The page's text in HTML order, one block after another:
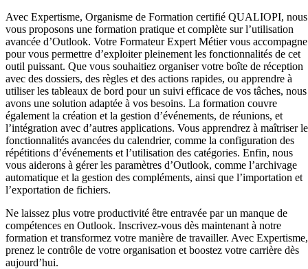
Avec Expertisme, Organisme de Formation certifié QUALIOPI, nous
vous proposons une formation pratique et complète sur l’utilisation
avancée d’Outlook. Votre Formateur Expert Métier vous accompagne
pour vous permettre d’exploiter pleinement les fonctionnalités de cet
outil puissant. Que vous souhaitiez organiser votre boîte de réception
avec des dossiers, des règles et des actions rapides, ou apprendre à
utiliser les tableaux de bord pour un suivi efficace de vos tâches, nous
avons une solution adaptée à vos besoins. La formation couvre
également la création et la gestion d’événements, de réunions, et
l’intégration avec d’autres applications. Vous apprendrez à maîtriser
fonctionnalités avancées du calendrier, comme la configuration des
répétitions d’événements et l’utilisation des catégories. Enfin, nous
vous aiderons à gérer les paramètres d’Outlook, comme l’archivage
automatique et la gestion des compléments, ainsi que l’importation et
l’exportation de fichiers.
Ne laissez plus votre productivité être entravée par un manque de
compétences en Outlook. Inscrivez-vous dès maintenant à notre
formation et transformez votre manière de travailler. Avec Expertisme,
prenez le contrôle de votre organisation et boostez votre carrière dès
aujourd’hui.